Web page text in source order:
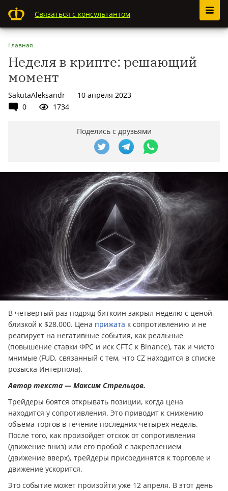
Связаться с консультантом
Главная
Неделя в крипте: решающий
момент
SakutaAleksandr
10 апреля 2023
0
1734
Поделись с друзьями
В четвертый раз подряд биткоин закрыл неделю с ценой,
близкой к $28.000. Цена прижата к сопротивлению и не
реагирует на негативные события, как реальные
(повышение ставки ФРС и иск CFTC к Binance), так и чисто
мнимые (FUD, связанный с тем, что CZ находится в списке
розыска Интерпола).
Автор текста — Максим Стрельцов.
Трейдеры боятся открывать позиции, когда цена
находится у сопротивления. Это приводит к снижению
объема торгов в течение последних четырех недель.
После того, как произойдет отскок от сопротивления
(движение вниз) или его пробой с закреплением
(движение вверх), трейдеры присоединятся к торговле и
движение ускорится.
Это событие может произойти уже 12 апреля. В этот день